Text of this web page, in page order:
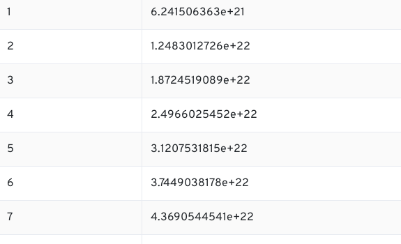
1 6.241506363e+21
2 1.2483012726e+22
3 1.8724519089e+22
4 2.4966025452e+22
5 3.1207531815e+22
6 3.7449038178e+22
7 4.3690544541e+22